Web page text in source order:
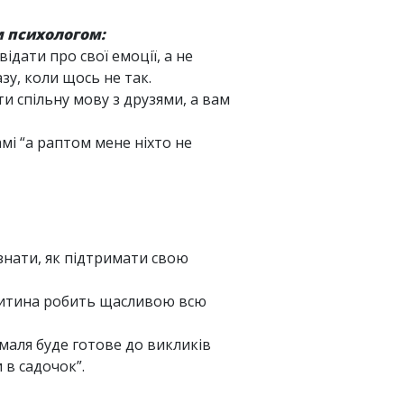
психологом:
про свої емоції, а не
коли щось не так.
мову з друзями, а вам
“а раптом мене ніхто не
як підтримати свою
робить щасливою всю
буде готове до викликів
садочок”.